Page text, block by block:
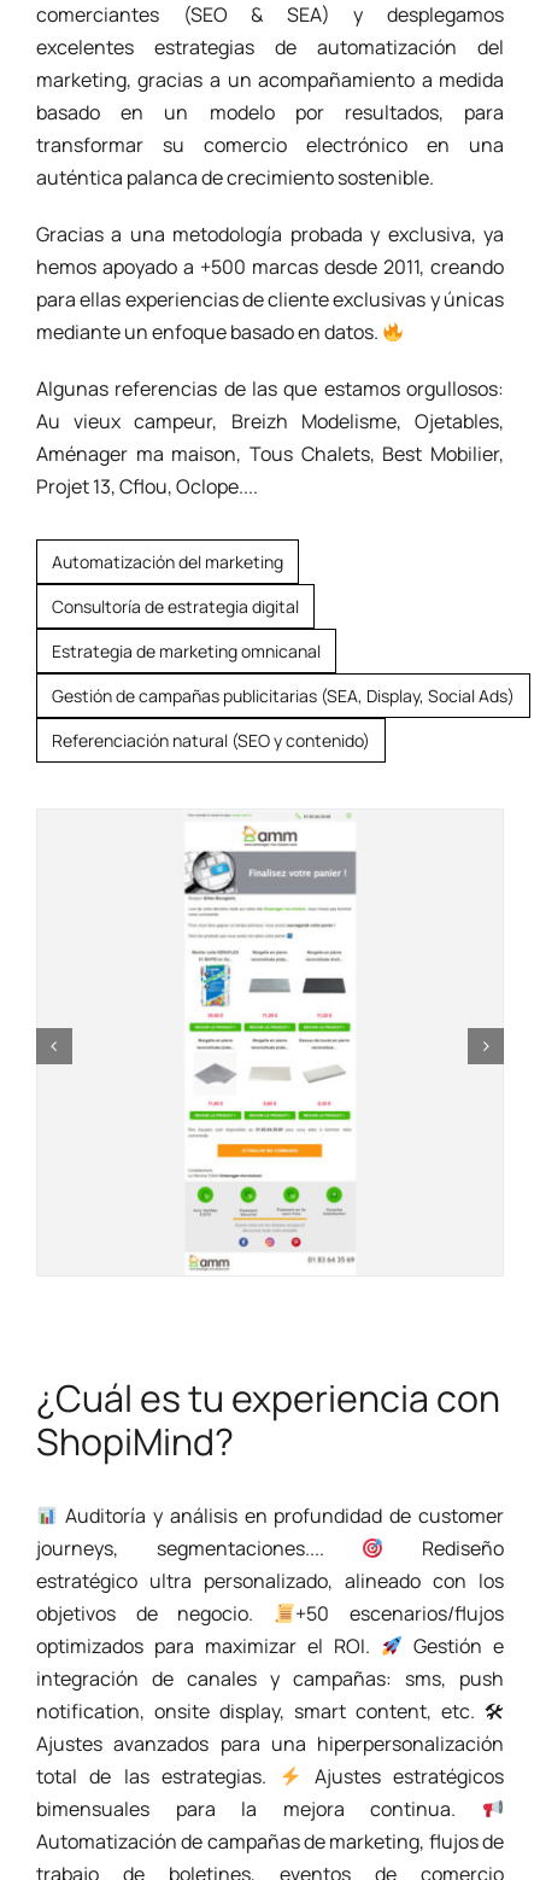
comerciantes (SEO & SEA) y desplegamos
excelentes estrategias de automatización del
marketing, gracias a un acompañamiento a medida
basado en un modelo por resultados, para
transformar su comercio electrónico en una
auténtica palanca de crecimiento sostenible.
Gracias a una metodología probada y exclusiva, ya
hemos apoyado a +500 marcas desde 2011, creando
para ellas experiencias de cliente exclusivas y únicas
mediante un enfoque basado en datos.
Algunas referencias de las que estamos orgullosos:
Au vieux campeur, Breizh Modelisme, Ojetables,
Aménager ma maison, Tous Chalets, Best Mobilier,
Projet 13, Cflou, Oclope....
Automatización del marketing
Consultoría de estrategia digital
Estrategia de marketing omnicanal
Gestión de campañas publicitarias (SEA, Display, Social Ads)
Referenciación natural (SEO y contenido)
¿Cuál es tu experiencia con
ShopiMind?
Auditoría y análisis en profundidad de customer
journeys, segmentaciones....
Rediseño
estratégico ultra personalizado, alineado con los
objetivos de negocio.
+50 escenarios/flujos
optimizados para maximizar el ROI.
Gestión e
integración de canales y campañas: sms, push
notification, onsite display, smart content, etc. 🛠
Ajustes avanzados para una hiperpersonalización
total de las estrategias.
Ajustes estratégicos
bimensuales para la mejora continua.
Automatización de campañas de marketing, flujos de
trabajo de boletines, eventos de comercio